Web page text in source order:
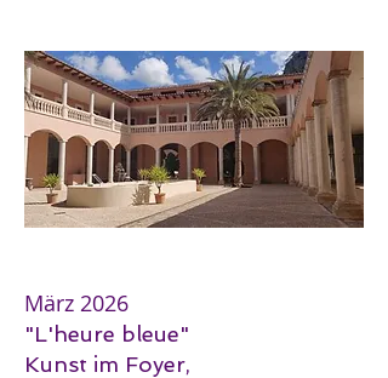
März 2026
"L'heure bleue"
Kunst im Foyer,